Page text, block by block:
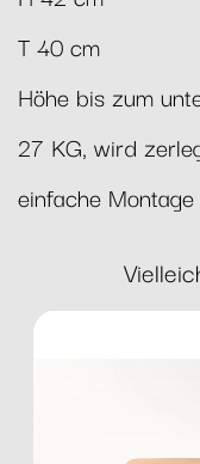
T 40 cm
Höhe bis zum
27 KG, wird
einfache Montage